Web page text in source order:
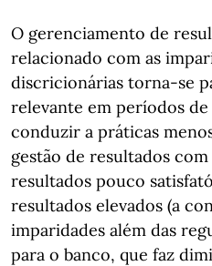
O gerenciamento de
relacionado com as
discricionárias torna-se
relevante em períodos
conduzir a práticas
gestão de resultados
resultados pouco
resultados elevados (a
imparidades além das
para o banco, que faz